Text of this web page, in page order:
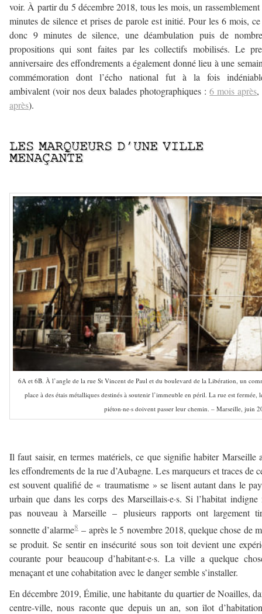
voir. À partir du 5 décembre 2018, tous les mois, un rassemblement
minutes de silence et prises de parole est initié. Pour les 6 mois,
donc 9 minutes de silence, une déambulation puis de
propositions qui sont faites par les collectifs mobilisés. Le
anniversaire des effondrements a également donné lieu à une
commémoration dont l’écho national fut à la fois
ambivalent (voir nos deux balades photographiques :6 mois après,
après).
LES MARQUEURS D’UNE VILLE
MENAÇANTE
6A et 6B. À l’angle de la rue St Vincent de Paul et du boulevard de la Libération, un
place à des étais métalliques destinés à soutenir l’immeuble en péril. La rue est
piéton·ne·s doivent passer leur chemin. – Marseille, juin
Il faut saisir, en termes matériels, ce que signifie habiter Marseille
les effondrements de la rue d’Aubagne. Les marqueurs et traces de
est souvent qualifié de « traumatisme » se lisent autant dans le
urbain que dans les corps des Marseillais·e·s. Si l’habitat indigne
pas nouveau à Marseille – plusieurs rapports ont largement
sonnette d’alarme8– après le 5 novembre 2018, quelque chose de
se produit. Se sentir en insécurité sous son toit devient une
courante pour beaucoup d’habitant·e·s. La ville a quelque
menaçant et une cohabitation avec le danger semble s’installer.
En décembre 2019, Émilie, une habitante du quartier de Noailles,
centre-ville, nous raconte que depuis un an, son îlot